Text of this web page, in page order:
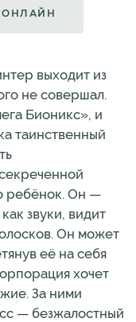
ОНЛАЙН
выходит из
не совершал.
Бионикс», и
таинственный
ребёнок. Он —
звуки, видит
Он может
её на себя
хочет
За ними
— безжалостный